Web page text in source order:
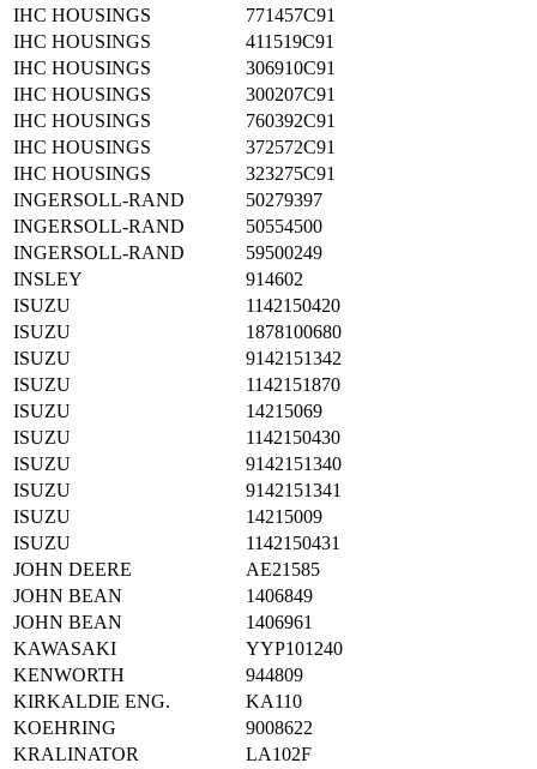
IHC HOUSINGS
771457C91
IHC HOUSINGS
411519C91
IHC HOUSINGS
306910C91
IHC HOUSINGS
300207C91
IHC HOUSINGS
760392C91
IHC HOUSINGS
372572C91
IHC HOUSINGS
323275C91
INGERSOLL-RAND
50279397
INGERSOLL-RAND
50554500
INGERSOLL-RAND
59500249
INSLEY
914602
ISUZU
1142150420
ISUZU
1878100680
ISUZU
9142151342
ISUZU
1142151870
ISUZU
14215069
ISUZU
1142150430
ISUZU
9142151340
ISUZU
9142151341
ISUZU
14215009
ISUZU
1142150431
JOHN DEERE
AE21585
JOHN BEAN
1406849
JOHN BEAN
1406961
KAWASAKI
YYP101240
KENWORTH
944809
KIRKALDIE ENG.
KA110
KOEHRING
9008622
KRALINATOR
LA102F